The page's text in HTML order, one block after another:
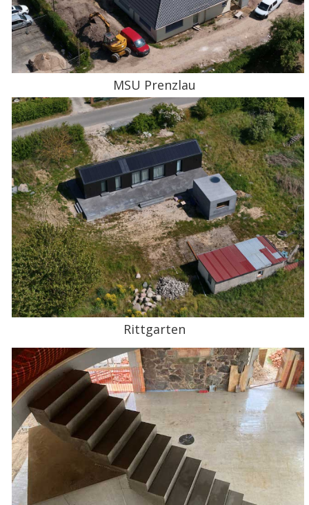
MSU Prenzlau
Rittgarten